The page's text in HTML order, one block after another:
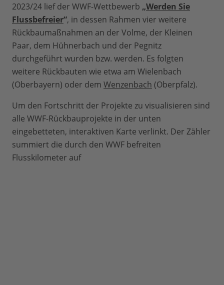
2023/24 lief der WWF-Wettbewerb „Werden Sie
Flussbefreier“, in dessen Rahmen vier weitere
Rückbaumaßnahmen an der Volme, der Kleinen
Paar, dem Hühnerbach und der Pegnitz
durchgeführt wurden bzw. werden. Es folgten
weitere Rückbauten wie etwa am Wielenbach
(Oberbayern) oder dem Wenzenbach (Oberpfalz).
Um den Fortschritt der Projekte zu visualisieren sind
alle WWF-Rückbauprojekte in der unten
eingebetteten, interaktiven Karte verlinkt. Der Zähler
summiert die durch den WWF befreiten
Flusskilometer auf